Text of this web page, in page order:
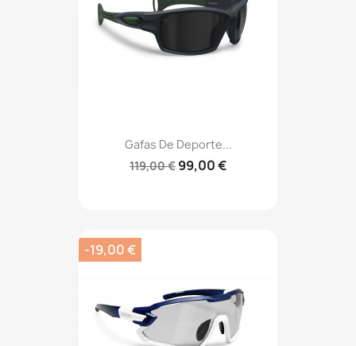
Gafas De Deporte...
119,00 € 99,00 €
-19,00 €